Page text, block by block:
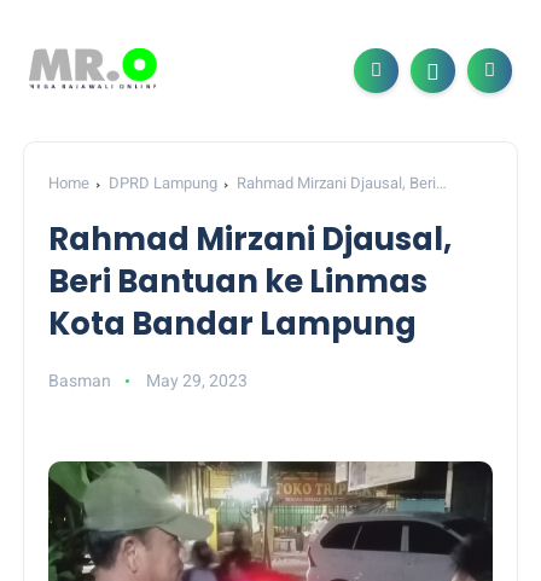
Home DPRD Lampung
Rahmad Mirzani Djausal, Beri
Rahmad Mirzani Djausal,
Beri Bantuan ke Linmas
Kota Bandar Lampung
Basman May 29, 2023